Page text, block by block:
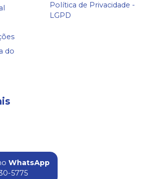
do
Política de Privacidade -
LGPD
WhatsApp
5775